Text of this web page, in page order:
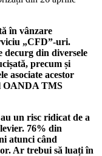
în vânzare
„CFD”-uri.
din diversele
precum și
asociate acestor
OANDA TMS
un risc ridicat de a
76% din
atunci când
Ar trebui să luați în